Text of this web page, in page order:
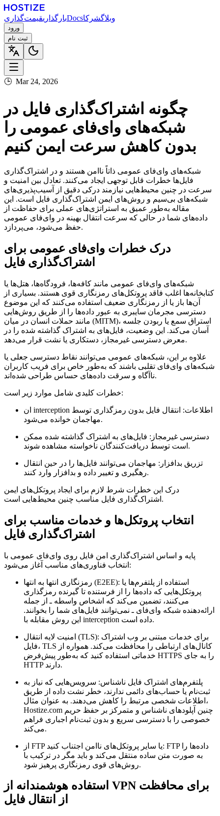
بارگذاریقیمت‌گذاری Docs وبلاگشرکا
ورود
ثبت نام
🕒 Mar 24, 2026
چگونه اشتراک‌گذاری فایل در
شبکه‌های وای‌فای عمومی را
بدون کاهش سرعت ایمن کنیم
شبکه‌های وای‌فای عمومی ذاتاً ناامن هستند و در اشتراک‌گذاری
فایل‌ها خطرات قابل توجهی ایجاد می‌کنند. تعادل بین امنیت و
سرعت در چنین محیط‌هایی نیازمند درکی دقیق از آسیب‌پذیری‌های
شبکه‌های بی‌سیم و روش‌های ایمن اشتراک‌گذاری فایل است. این
مقاله به‌طور عمیق به استراتژی‌های عملی برای حفاظت از
داده‌های شما در حالی که سرعت انتقال بهینه در وای‌فای عمومی
حفظ می‌شود، می‌پردازد.
درک خطرات وای‌فای عمومی برای
اشتراک‌گذاری فایل
شبکه‌های وای‌فای عمومی مانند کافه‌ها، فرودگاه‌ها، هتل‌ها یا
کتابخانه‌ها اغلب فاقد پروتکل‌های رمزنگاری قوی هستند. بسیاری از
آن‌ها باز یا از رمزنگاری ضعیف استفاده می‌کنند که این موضوع
دسترسی مجرمان سایبری به عبور داده‌ها را از طریق روش‌هایی
مانند حملات انسان در میان (MITM)، استراق سمع یا ربودن جلسه
آسان می‌کند. این وضعیت، فایل‌های به اشتراک گذاشته شده را در
معرض دسترسی غیرمجاز، دستکاری یا نشت قرار می‌دهد.
علاوه بر این، شبکه‌های عمومی می‌توانند نقاط دسترسی جعلی یا
شبکه‌های وای‌فای تقلبی باشند که به‌طور خاص برای فریب کاربران
نا‌آگاه و سرقت داده‌های حساس طراحی شده‌اند.
خطرات کلیدی شامل موارد زیر است:
ان interception اطلاعات: انتقال فایل بدون رمزگذاری توسط
مهاجمان خوانده می‌شود.
دسترسی غیرمجاز: فایل‌های به اشتراک گذاشته شده ممکن
است توسط دریافت‌کنندگان ناخواسته مشاهده شوند.
تزریق بدافزار: مهاجمان می‌توانند فایل‌ها را در حین انتقال
رهگیری و تغییر داده و بدافزار وارد کنند.
درک این خطرات شرط لازم برای ایجاد پروتکل‌های ایمن
اشتراک‌گذاری فایل مناسب چنین محیط‌هایی است.
انتخاب پروتکل‌ها و خدمات مناسب برای
اشتراک‌گذاری فایل
پایه و اساس اشتراک‌گذاری امن فایل روی وای‌فای عمومی با
انتخاب فناوری‌های مناسب آغاز می‌شود:
رمزنگاری انتها به انتها (E2EE):
پروتکل‌هایی که داده‌ها را از فرستنده تا گیرنده رمزگذاری
می‌کنند، تضمین می‌کند که اشخاص واسطه ـ از جمله
ارائه‌دهنده شبکه وای‌فای ـ نمی‌توانند فایل‌های شما را بخوانند.
این روش مقابله با interception داده است.
امنیت لایه انتقال (TLS):
فایل، TLS کانال‌های ارتباطی را محافظت می‌کند. همواره از
خدماتی استفاده کنید که به‌طور پیش‌فرض HTTPS را به جای
HTTP دارند.
پلتفرم‌های اشتراک فایل ناشناس: سرویس‌هایی که نیاز به
ثبت‌نام یا حساب‌های دائمی ندارند، خطر نشت داده از طریق
اطلاعات شخصی مرتبط را کاهش می‌دهند. به عنوان مثال،
Hostize.com چنین آپلودهای ناشناس و متمرکز بر حفظ حریم
خصوصی را با دسترسی سریع و بدون ثبت‌نام اجباری فراهم
می‌کند.
از FTP یا سایر پروتکل‌های ناامن اجتناب کنید: FTP داده‌ها را
به صورت متن ساده منتقل می‌کند و باید مگر در ترکیب با
روش‌های قوی رمزنگاری پرهیز شود.
استفاده هوشمندانه از VPN برای محافظت
از انتقال فایل